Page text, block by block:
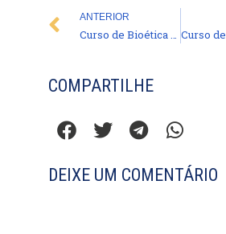
Prev
ANTERIOR
Curso de Bioética – Videoaula 16
COMPARTILHE
DEIXE UM COMENTÁRIO